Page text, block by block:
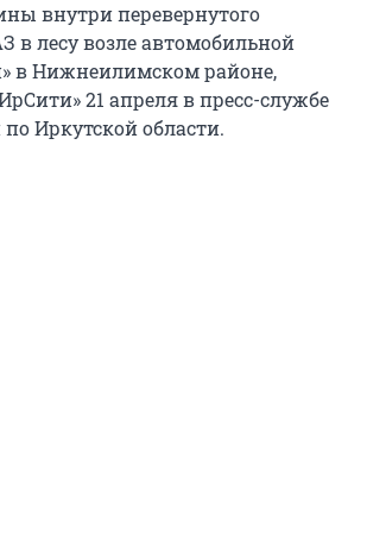
внутри перевернутого
в лесу возле автомобильной
в Нижнеилимском районе,
21 апреля в пресс-службе
Иркутской области.